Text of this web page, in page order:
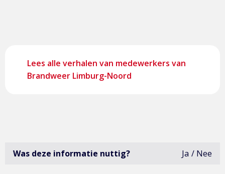
Lees alle verhalen van medewerkers van
Brandweer Limburg-Noord
Was deze informatie nuttig? Ja Nee